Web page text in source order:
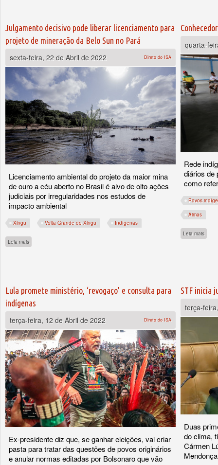
Julgamento decisivo pode liberar licenciamento para
projeto de mineração da Belo Sun no Pará
sexta-feira, 22 de Abril de 2022
Direto do ISA
Licenciamento ambiental do projeto da maior mina
de ouro a céu aberto no Brasil é alvo de oito ações
judiciais por irregularidades nos estudos de
impacto ambiental
Xingu Volta Grande do Xingu Indígenas
Leia mais sobre Julgamento decisivo pode liberar licenciamento para projeto de mineração
quarta-
Rede
diários de
como
Povos
Aimas
Leia mais
Lula promete ministério, ‘revogaço’ e consulta para
indígenas
terça-feira, 12 de Abril de 2022
Direto do ISA
Ex-presidente diz que, se ganhar eleições, vai criar
pasta para tratar das questões de povos originários
e anular normas editadas por Bolsonaro que vão
STF inicia
terça-
Duas
do clima,
Cármen
Mendonça